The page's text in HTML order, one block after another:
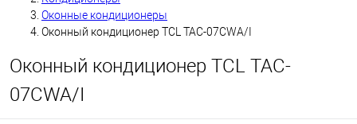
Оконные кондиционеры
Оконный кондиционер TCL TAC-07CWA/I
Оконный кондиционер TCL TAC-
07CWA/I